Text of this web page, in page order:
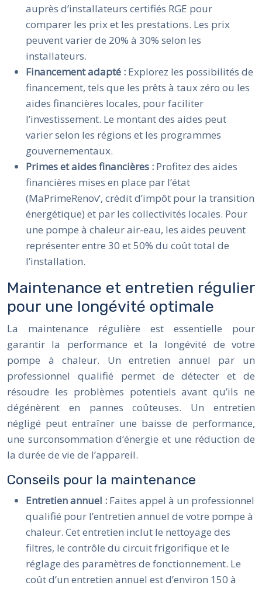
auprès d’installateurs certifiés RGE pour
comparer les prix et les prestations. Les prix
peuvent varier de 20% à 30% selon les
installateurs.
Financement adapté : Explorez les possibilités de
financement, tels que les prêts à taux zéro ou les
aides financières locales, pour faciliter
l’investissement. Le montant des aides peut
varier selon les régions et les programmes
gouvernementaux.
Primes et aides financières : Profitez des aides
financières mises en place par l’état
(MaPrimeRenov’, crédit d’impôt pour la transition
énergétique) et par les collectivités locales. Pour
une pompe à chaleur air-eau, les aides peuvent
représenter entre 30 et 50% du coût total de
l’installation.
Maintenance et entretien régulier
pour une longévité optimale
La maintenance régulière est essentielle pour
garantir la performance et la longévité de votre
pompe à chaleur. Un entretien annuel par un
professionnel qualifié permet de détecter et de
résoudre les problèmes potentiels avant qu’ils ne
dégénèrent en pannes coûteuses. Un entretien
négligé peut entraîner une baisse de performance,
une surconsommation d’énergie et une réduction de
la durée de vie de l’appareil.
Conseils pour la maintenance
Entretien annuel : Faites appel à un professionnel
qualifié pour l’entretien annuel de votre pompe à
chaleur. Cet entretien inclut le nettoyage des
filtres, le contrôle du circuit frigorifique et le
réglage des paramètres de fonctionnement. Le
coût d’un entretien annuel est d’environ 150 à